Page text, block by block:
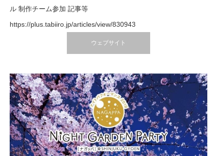
ル 制作チーム参加 記事等
https://plus.tabiiro.jp/articles/view/830943
ウェブサイト